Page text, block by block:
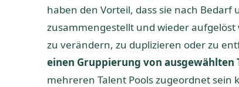
haben den Vorteil, dass sie nach
zusammengestellt und wieder
zu verändern, zu duplizieren oder zu
einen Gruppierung von ausgewählten
mehreren Talent Pools zugeordnet